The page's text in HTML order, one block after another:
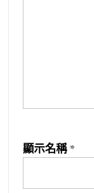
顯示名稱 *